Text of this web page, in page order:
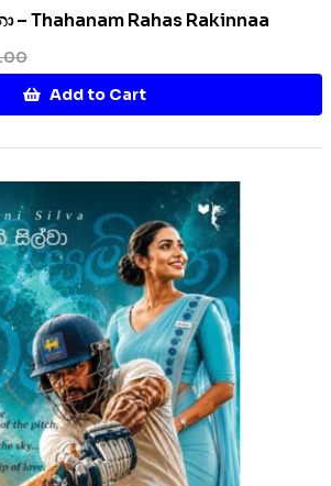
Thahanam Rahas Rakinnaa
Add to Cart